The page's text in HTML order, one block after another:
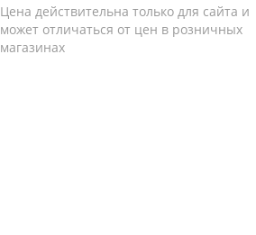
Цена действительна только для сайта и
может отличаться от цен в розничных
магазинах